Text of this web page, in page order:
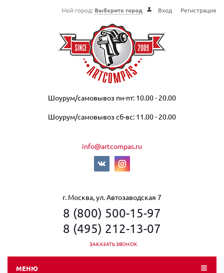
Мой город: Выберите город Вход Регистрация
Шоурум/самовывоз пн-пт: 10.00 - 20.00
Шоурум/самовывоз сб-вс: 11.00 - 20.00
info@artcompas.ru
г. Москва, ул. Автозаводская 7
8 (800) 500-15-97
8 (495) 212-13-07
ЗАКАЗАТЬ ЗВОНОК
МЕНЮ